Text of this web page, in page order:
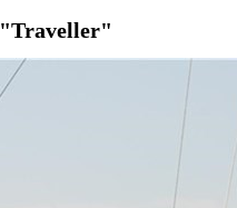
"Traveller"